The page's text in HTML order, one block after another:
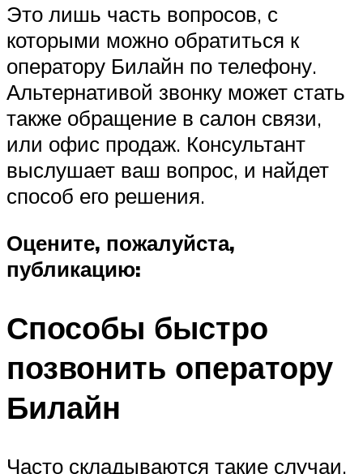
Это лишь часть вопросов, с
которыми можно обратиться к
оператору Билайн по телефону.
Альтернативой звонку может стать
также обращение в салон связи,
или офис продаж. Консультант
выслушает ваш вопрос, и найдет
способ его решения.
Оцените, пожалуйста,
публикацию:
Способы быстро
позвонить оператору
Билайн
Часто складываются такие случаи,